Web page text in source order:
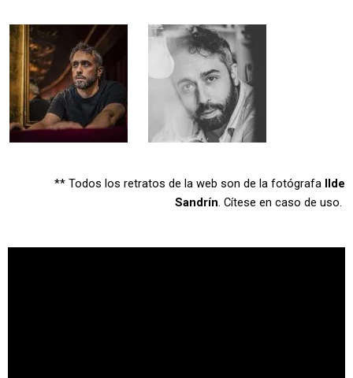
** Todos los retratos de la web son de la fotógrafa Ilde
Sandrín. Cítese en caso de uso.